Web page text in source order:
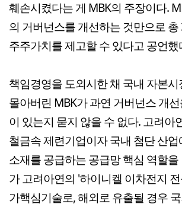
훼손시켰다는 게 MBK의 주장이다.
의 거버넌스를 개선하는 것만으로
주주가치를 제고할 수 있다고 공언했
책임경영을 도외시한 채 국내 자본
몰아버린 MBK가 과연 거버넌스 개
이 있는지 묻지 않을 수 없다. 고려아
철금속 제련기업이자 국내 첨단 산
소재를 공급하는 공급망 핵심 역할
가 고려아연의 '하이니켈 이차전지
가핵심기술로, 해외로 유출될 경우